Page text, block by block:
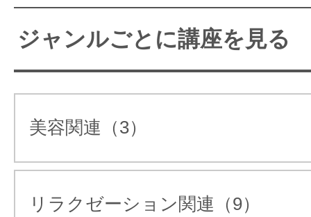
ます。
アフターフォローも万全！子育て
や日程の調整も可能です。
相談会も随時受付けております。
援！ 各種サポート対応し
アクセス抜群！ 駅近でショッ
でやお仕事帰りにも◎
栄駅や丸の内駅からのアクセスも
○ １８時以降の受講も可能なの
で、お仕事帰りの通学にも便利で
ジャンルごとに講座を見る
美容関連（3）
リラクゼーション関連（9）